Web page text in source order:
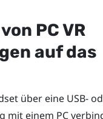
PC VR
auf das
über eine USB-
mit einem PC